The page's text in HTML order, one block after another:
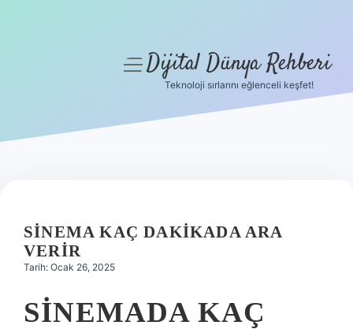
Hakkımızda
menüyüDijital Dünya Rehberi
Teknoloji sırlarını eğlenceli keşfet!
SINEMA KAÇ DAKIKADA ARA
VERIR
Tarih: Ocak 26, 2025
SINEMADA KAÇ